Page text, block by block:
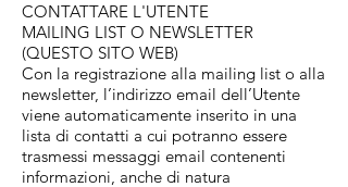
CONTATTARE L'UTENTE
MAILING LIST O NEWSLETTER
(QUESTO SITO WEB)
Con la registrazione alla mailing list o alla
newsletter, l’indirizzo email dell’Utente
viene automaticamente inserito in una
lista di contatti a cui potranno essere
trasmessi messaggi email contenenti
informazioni, anche di natura